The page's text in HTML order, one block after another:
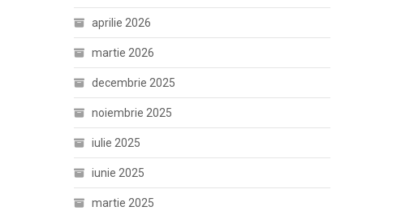
aprilie 2026
martie 2026
decembrie 2025
noiembrie 2025
iulie 2025
iunie 2025
martie 2025